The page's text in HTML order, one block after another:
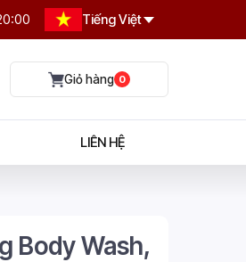
Tiếng Việt
0
LIÊN HỆ
Body Wash,